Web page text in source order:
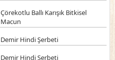
Çörekotlu Ballı Karışık Bitkisel
Macun
Demir Hindi Şerbeti
Demir Hindi Şerbeti